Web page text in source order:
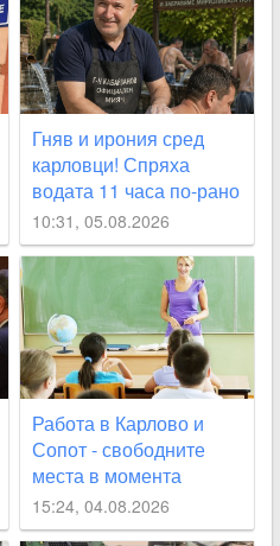
Гняв и ирония сред
карловци! Спряха
водата 11 часа по-рано
от обявеното
10:31, 05.08.2026
Работа в Карлово и
Сопот - свободните
места в момента
15:24, 04.08.2026